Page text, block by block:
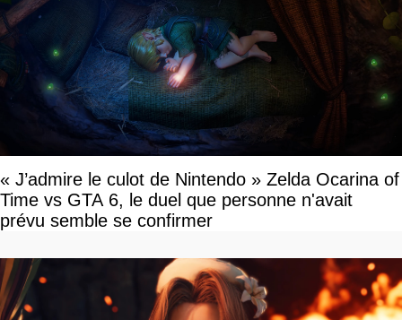
« J’admire le culot de Nintendo » Zelda Ocarina of
Time vs GTA 6, le duel que personne n'avait
prévu semble se confirmer